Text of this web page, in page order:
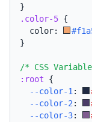
}
.color-5 {
  color:
}
/* CSS
:root {
--color-1 :
--color-2 :
--color-3: